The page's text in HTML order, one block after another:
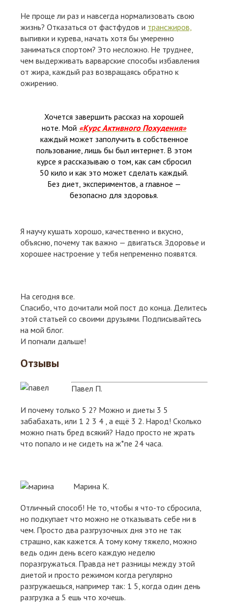
Не проще ли раз и навсегда нормализовать свою
жизнь? Отказаться от фастфудов и трансжиров,
выпивки и курева, начать хотя бы умеренно
заниматься спортом? Это несложно. Не труднее,
чем выдерживать варварские способы избавления
от жира, каждый раз возвращаясь обратно к
ожирению.
Хочется завершить рассказ на хорошей
ноте. Мой «Курс Активного Похудения»
каждый может заполучить в собственное
пользование, лишь бы был интернет. В этом
курсе я рассказываю о том, как сам сбросил
50 кило и как это может сделать каждый.
Без диет, экспериментов, а главное —
безопасно для здоровья.
Я научу кушать хорошо, качественно и вкусно,
объясню, почему так важно — двигаться. Здоровье и
хорошее настроение у тебя непременно появятся.
На сегодня все.
Спасибо, что дочитали мой пост до конца. Делитесь
этой статьей со своими друзьями. Подписывайтесь
на мой блог.
И погнали дальше!
Отзывы
Павел П.
И почему только 5 2? Можно и диеты 3 5
забабахать, или 1 2 3 4 , а ещё 3 2. Народ! Сколько
можно гнать бред всякий? Надо просто не жрать
что попало и не сидеть на ж*пе 24 часа.
Марина К.
Отличный способ! Не то, чтобы я что-то сбросила,
но подкупает что можно не отказывать себе ни в
чем. Просто два разгрузочных дня это не так
страшно, как кажется. А тому кому тяжело, можно
ведь один день всего каждую неделю
поразгружаться. Правда нет разницы между этой
диетой и просто режимом когда регулярно
разгружаешься, например так: 1 5, когда один день
разгрузка а 5 ешь что хочешь.